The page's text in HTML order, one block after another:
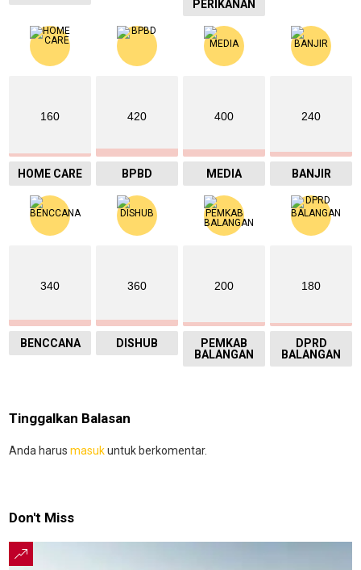
PERIKANAN
160
HOME CARE
420
BPBD
400
MEDIA
240
BANJIR
340
BENCCANA
360
DISHUB
200
PEMKAB
BALANGAN
180
DPRD
BALANGAN
Tinggalkan Balasan
Anda harus masukuntuk berkomentar.
Don't Miss